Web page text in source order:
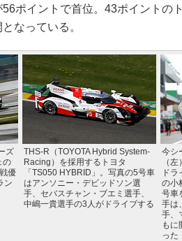
ポイントで首位。43ポイントの
なっている。
ズ
の
優
ン
THS-R（TOYOTA Hybrid System-
Racing）を採用するトヨタ
「TS050 HYBRID」。写真の5号車
はアンソニー・デビッドソン選
手、セバスチャン・ブエミ選手、
中嶋一貴選手の3人がドライブする
今シ
（
ド
の小
号車
手は
手、
もに
った